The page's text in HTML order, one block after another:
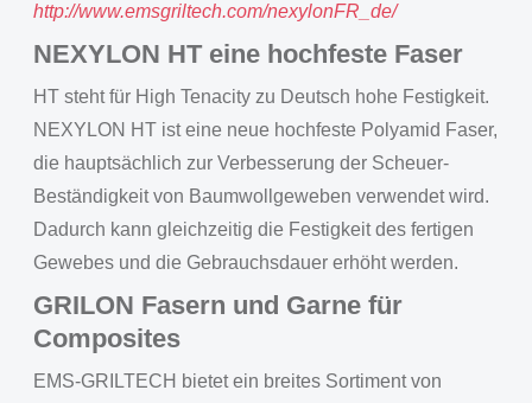
http://www.emsgriltech.com/nexylonFR_de/
NEXYLON HT eine hochfeste Faser
HT steht für High Tenacity zu Deutsch hohe Festigkeit.
NEXYLON HT ist eine neue hochfeste Polyamid Faser,
die hauptsächlich zur Verbesserung der Scheuer-
Beständigkeit von Baumwollgeweben verwendet wird.
Dadurch kann gleichzeitig die Festigkeit des fertigen
Gewebes und die Gebrauchsdauer erhöht werden.
GRILON Fasern und Garne für
Composites
EMS-GRILTECH bietet ein breites Sortiment von